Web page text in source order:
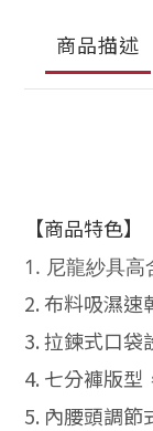
商品描述
【商品特色】
1. 尼龍紗具高
2. 布料吸濕速
3.拉鍊式口袋
4. 七分褲版型
5. 內腰頭調節